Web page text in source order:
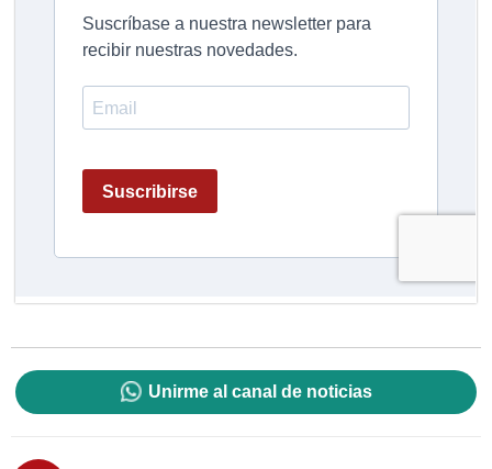
Unirme al canal de noticias